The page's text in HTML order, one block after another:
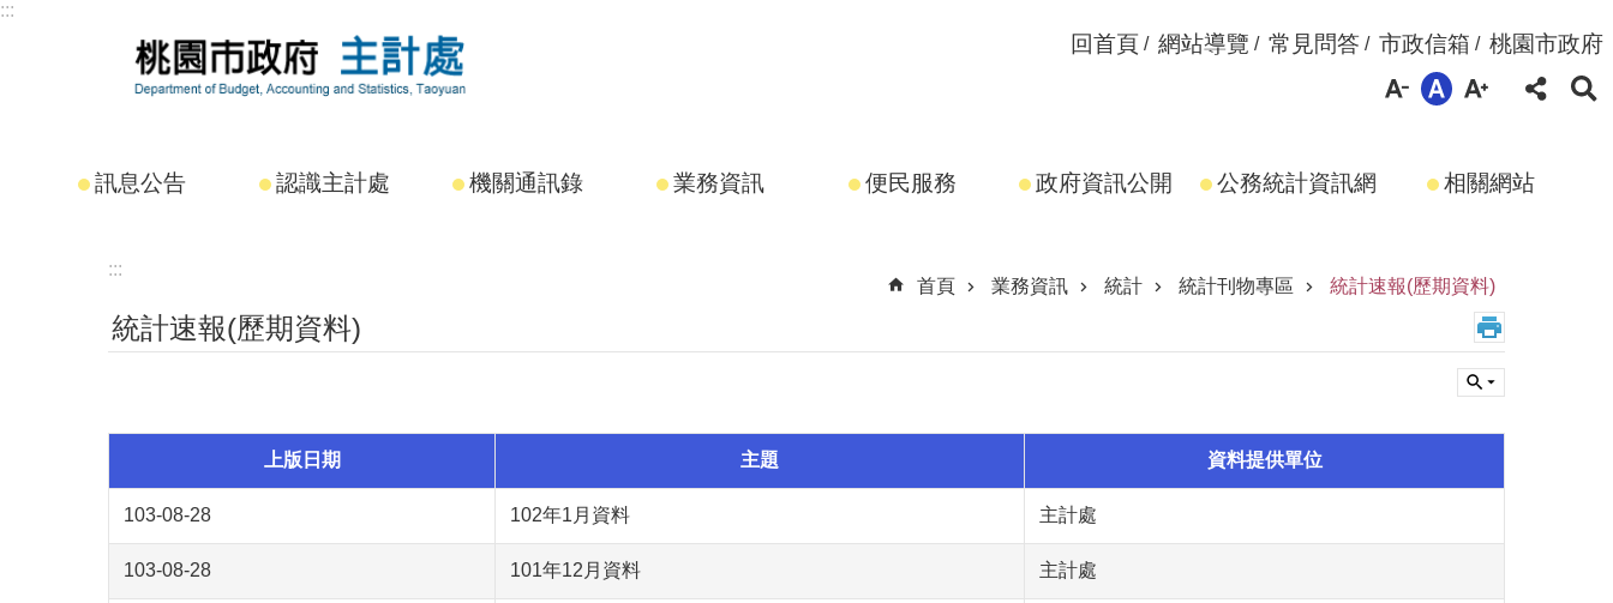
跳到主要內容區塊
:::
回首頁 網站導覽 常見問答 市政信箱 桃園市政府
訊息公告 認識主計處 機關通訊錄 業務資訊 便民服務 政府資訊公開 公務統計資訊網 相關網站
:::
首頁
業務資訊 統計 統計刊物專區 統計速報(歷期資料)
統計速報(歷期資料)
上版日期 主題 資料提供單位
103-08-28 102年1月資料 主計處
103-08-28 101年12月資料 主計處